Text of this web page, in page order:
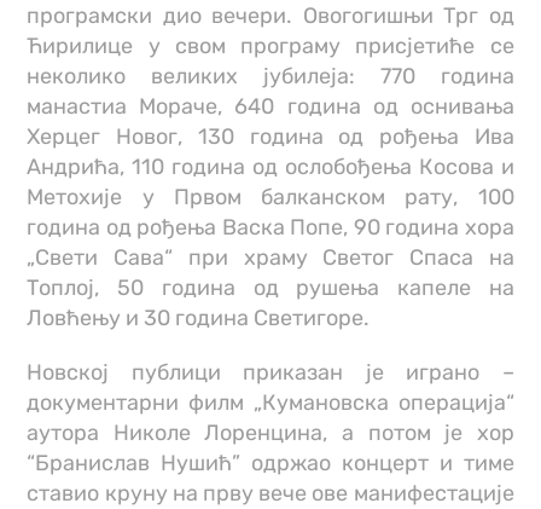
програмски дио вечери. Овогогишњи Трг од
Ћирилице у свом програму присјетиће се
неколико великих јубилеја: 770 година
манастиа Мораче, 640 година од оснивања
Херцег Новог, 130 година од рођења Ива
Андрића, 110 година од ослобођења Косова и
Метохије у Првом балканском рату, 100
година од рођења Васка Попе, 90 година хора
„Свети Сава“ при храму Светог Спаса на
Топлој, 50 година од рушења капеле на
Ловћењу и 30 година Светигоре.
Новској публици приказан је играно –
документарни филм „Кумановска операција“
аутора Николе Лоренцина, а потом је хор
“Бранислав Нушић” одржао концерт и тиме
ставио круну на прву вече ове манифестације